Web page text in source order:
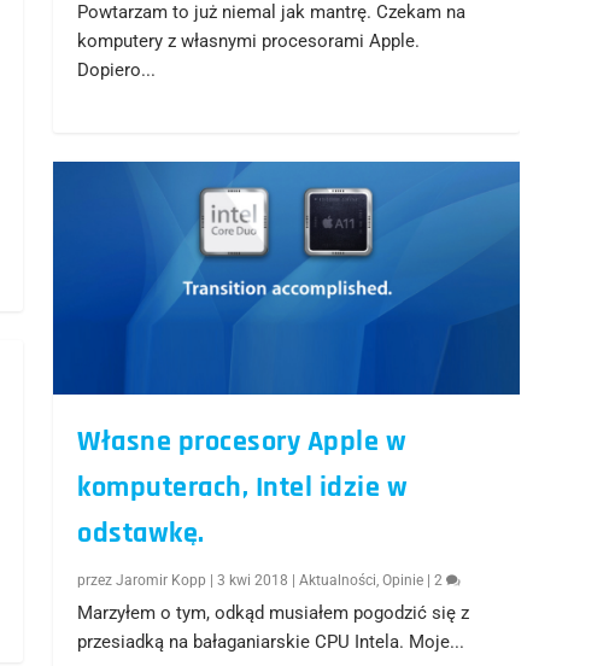
Powtarzam to już niemal jak mantrę. Czekam na
komputery z własnymi procesorami Apple.
Dopiero...
Własne procesory Apple w
komputerach, Intel idzie w
odstawkę.
przezJaromir Kopp |3 kwi 2018 |Aktualności,Opinie |2
Marzyłem o tym, odkąd musiałem pogodzić się z
przesiadką na bałaganiarskie CPU Intela. Moje...